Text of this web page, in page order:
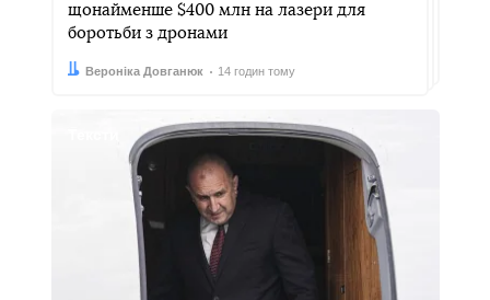
щонайменше $400 млн на лазери для
боротьби з дронами
Автор:
Вероніка Довганюк
Дата: 14 годин тому